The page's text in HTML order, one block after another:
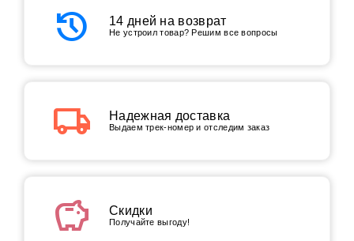
history 14 дней на возврат
Не устроил товар? Решим все вопросы
local_shipping Надежная доставка
Выдаем трек-номер и отследим заказ
savings Скидки
Получайте выгоду!